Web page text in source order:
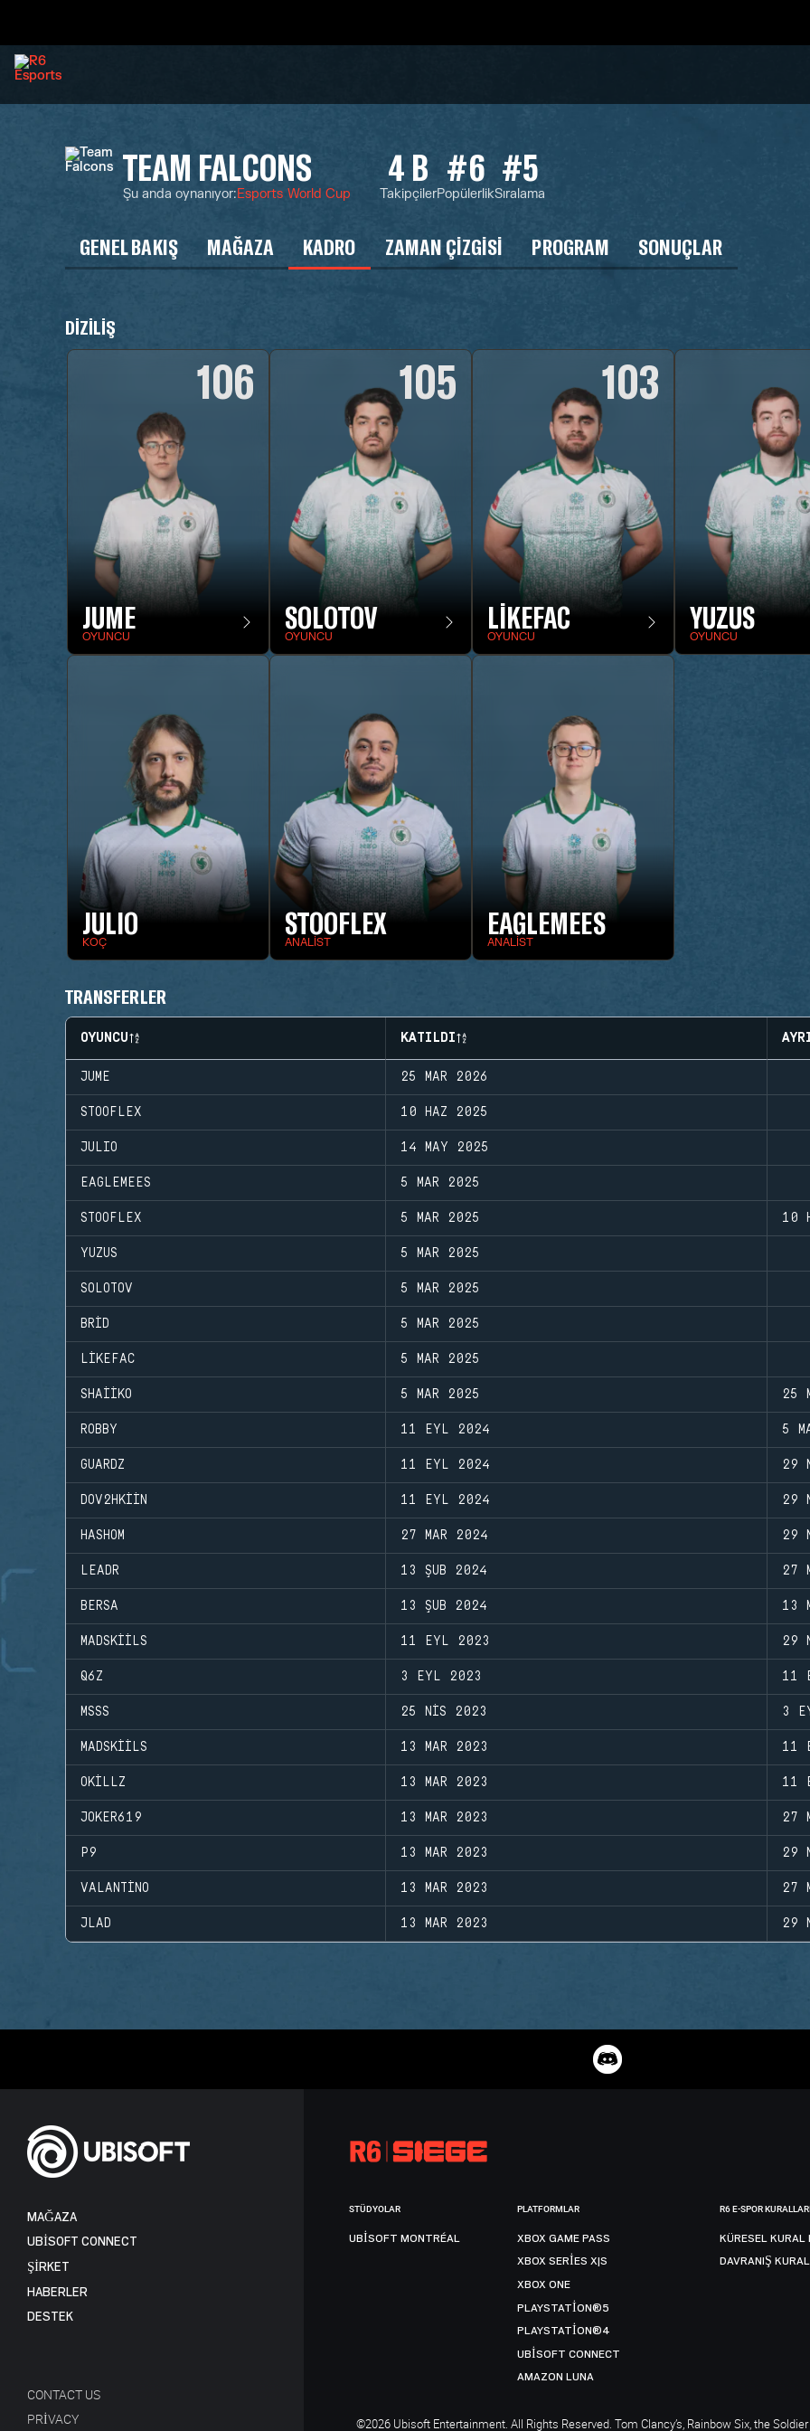
TEAM FALCONS
Şu anda oynanıyor:Esports World Cup
4 B
Takipçiler
#6
Popülerlik
#5
Sıralama
GENEL BAKIŞ MAĞAZA KADRO ZAMAN ÇIZGISI PROGRAM SONUÇLAR
DIZILIŞ
106
JUME
OYUNCU
105
SOLOTOV
OYUNCU
103
LIKEFAC
OYUNCU
YUZUS
OYUNCU
JULIO
KOÇ
STOOFLEX
ANALIST
EAGLEMEES
ANALIST
TRANSFERLER
OYUNCU KATILDI
JUME 25 MAR 2026
STOOFLEX 10 HAZ 2025
JULIO 14 MAY 2025
EAGLEMEES 5 MAR 2025
STOOFLEX 5 MAR 2025 10
YUZUS 5 MAR 2025
SOLOTOV 5 MAR 2025
BRID 5 MAR 2025
LIKEFAC 5 MAR 2025
SHAIIKO 5 MAR 2025 25
ROBBY 11 EYL 2024 5
GUARDZ 11 EYL 2024 29
DOV2HKIIN 11 EYL 2024 29
HASHOM 27 MAR 2024 29
LEADR 13 ŞUB 2024 27
BERSA 13 ŞUB 2024 13
MADSKIILS 11 EYL 2023 29
Q6Z 3 EYL 2023 11
MSSS 25 NIS 2023 3
MADSKIILS 13 MAR 2023 11
OKILLZ 13 MAR 2023 11
JOKER619 13 MAR 2023 27
P9 13 MAR 2023 29
VALANTINO 13 MAR 2023 27
JLAD 13 MAR 2023 29
MAĞAZA
UBISOFT CONNECT
ŞİRKET
HABERLER
DESTEK
CONTACT US
PRIVACY
STÜDYOLAR
UBISOFT MONTRÉAL
PLATFORMLAR
XBOX GAME PASS
XBOX SERIES X|S
XBOX ONE
PLAYSTATION®5
PLAYSTATION®4
UBISOFT CONNECT
AMAZON LUNA
R6 E-SPOR
KÜRESEL
DAVRANIŞ
©2026 Ubisoft Entertainment. All Rights Reserved. Tom Clancy’s, Rainbow Six, the